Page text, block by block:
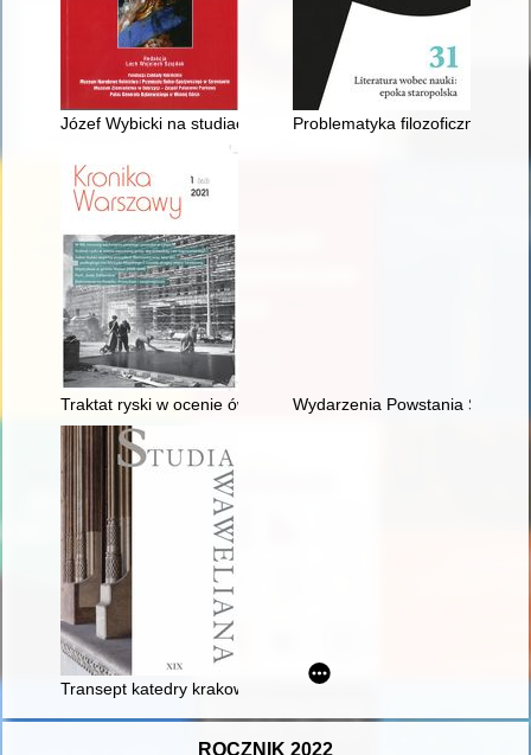
Józef Wybicki na studiach w LejdzieProblematyka filozoficzna w
Traktat ryski w ocenie ówczesnej prasy warszawskiej i we
Wydarzenia Powstania
Transept katedry krakowskiej jako miejsce kultu Świętego
ROCZNIK 2022